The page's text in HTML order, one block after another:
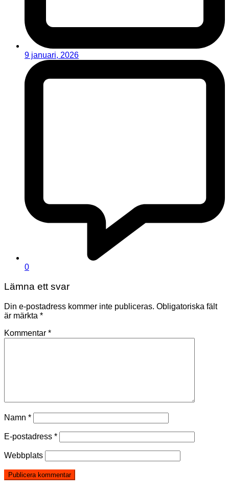
9 januari, 2026
0
Lämna ett svar
Din e-postadress kommer inte publiceras. Obligatoriska fält
är märkta *
Kommentar *
Namn *
E-postadress *
Webbplats